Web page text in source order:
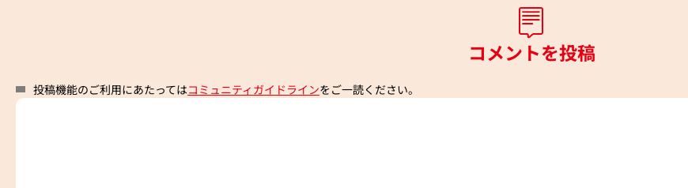
コメントを投稿
投稿機能のご利用にあたってはコミュニティガイドラインをご一読ください。